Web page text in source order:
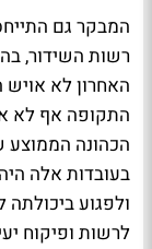
המבקר גם
רשות השידור,
התקופה אף לא
הכהונה הממוצע
בעובדות אלה
ולפגוע
לרשות ופיקוח